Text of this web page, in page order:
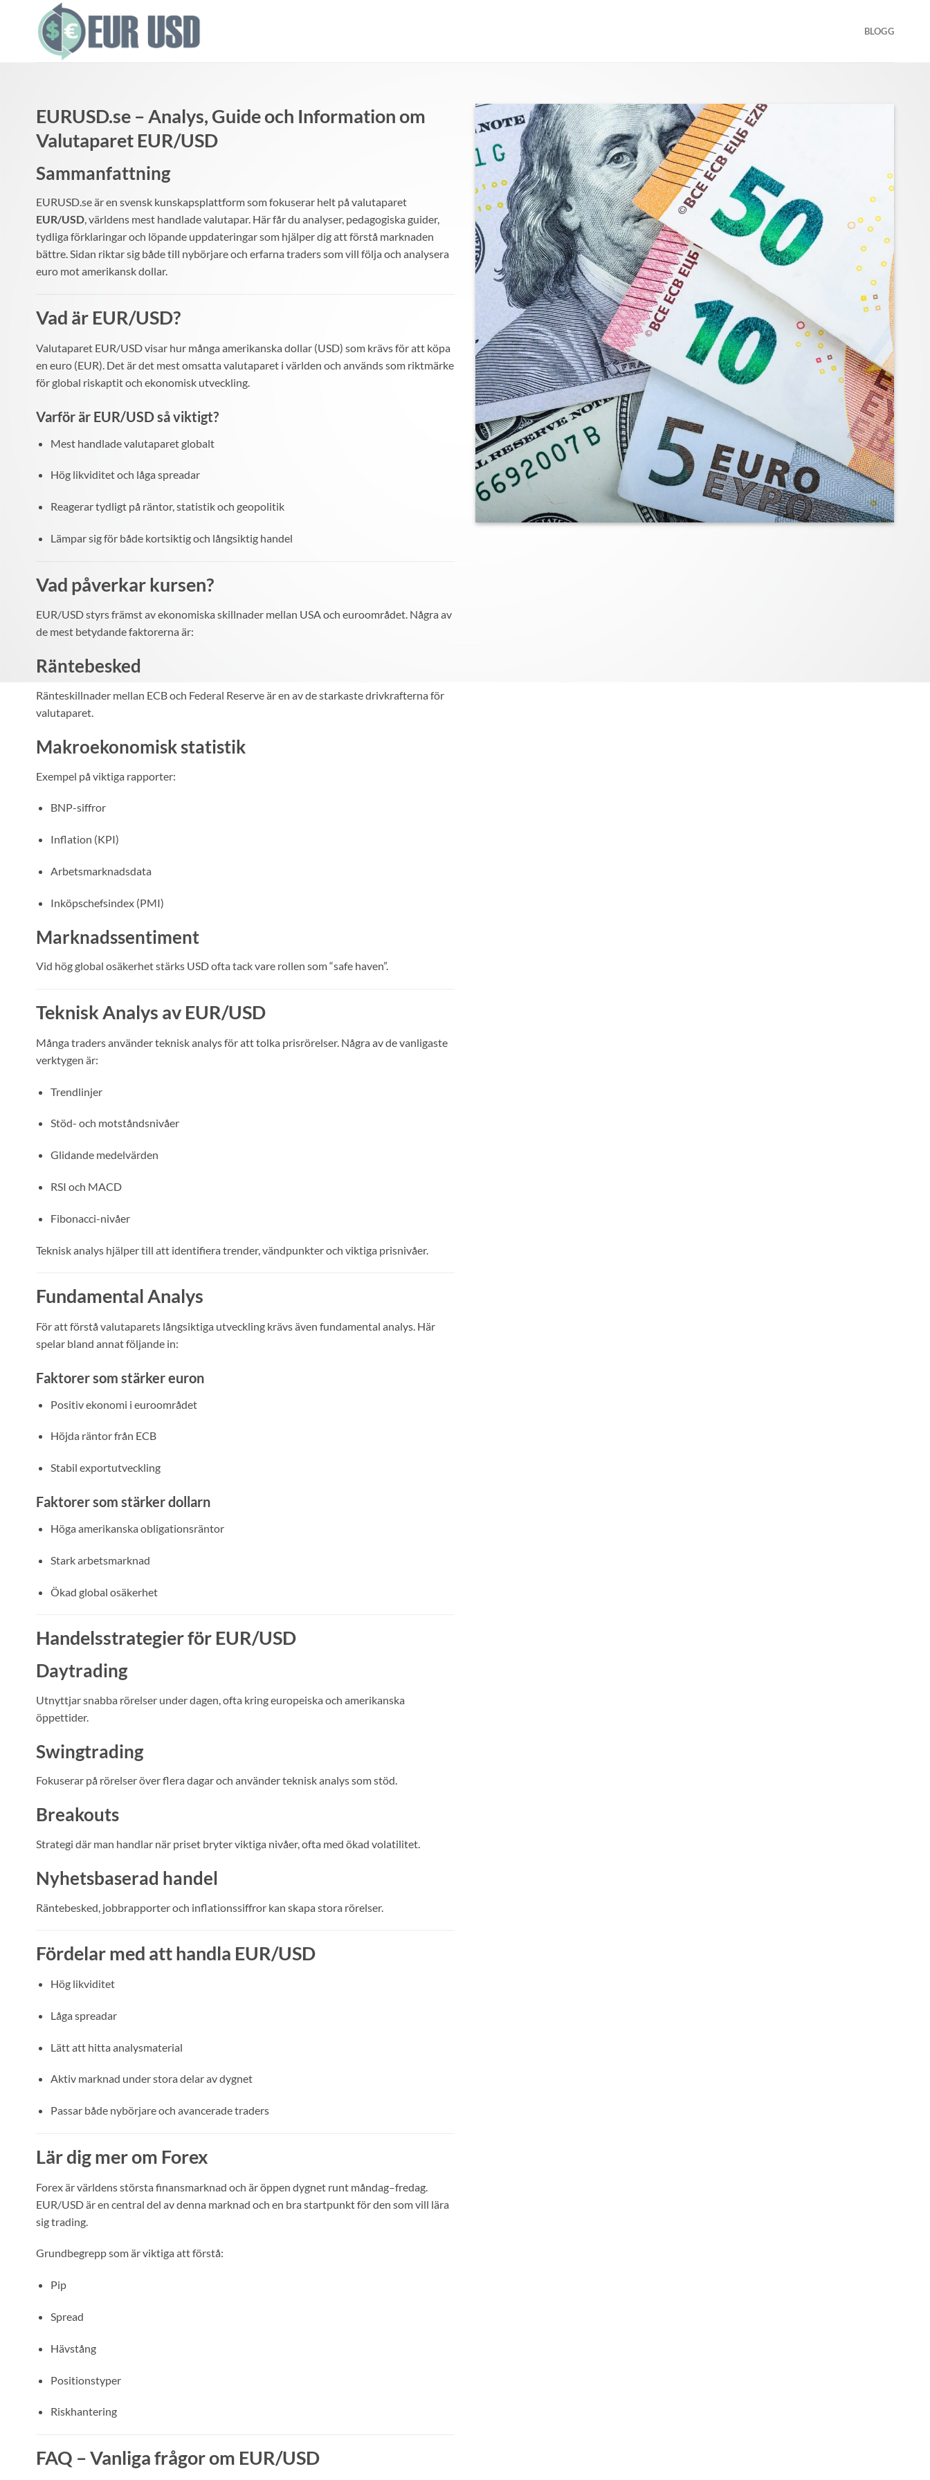
BLOGG
EURUSD.se – Analys, Guide och Information om
Valutaparet EUR/USD
Sammanfattning
EURUSD.se är en svensk kunskapsplattform som fokuserar helt på valutaparet
EUR/USD, världens mest handlade valutapar. Här får du analyser, pedagogiska guider,
tydliga förklaringar och löpande uppdateringar som hjälper dig att förstå marknaden
bättre. Sidan riktar sig både till nybörjare och erfarna traders som vill följa och analysera
euro mot amerikansk dollar.
Vad är EUR/USD?
Valutaparet EUR/USD visar hur många amerikanska dollar (USD) som krävs för att köpa
en euro (EUR). Det är det mest omsatta valutaparet i världen och används som riktmärke
för global riskaptit och ekonomisk utveckling.
Varför är EUR/USD så viktigt?
Mest handlade valutaparet globalt
Hög likviditet och låga spreadar
Reagerar tydligt på räntor, statistik och geopolitik
Lämpar sig för både kortsiktig och långsiktig handel
Vad påverkar kursen?
EUR/USD styrs främst av ekonomiska skillnader mellan USA och euroområdet. Några av
de mest betydande faktorerna är:
Räntebesked
Ränteskillnader mellan ECB och Federal Reserve är en av de starkaste drivkrafterna för
valutaparet.
Makroekonomisk statistik
Exempel på viktiga rapporter:
BNP-siffror
Inflation (KPI)
Arbetsmarknadsdata
Inköpschefsindex (PMI)
Marknadssentiment
Vid hög global osäkerhet stärks USD ofta tack vare rollen som “safe haven”.
Teknisk Analys av EUR/USD
Många traders använder teknisk analys för att tolka prisrörelser. Några av de vanligaste
verktygen är:
Trendlinjer
Stöd- och motståndsnivåer
Glidande medelvärden
RSI och MACD
Fibonacci-nivåer
Teknisk analys hjälper till att identifiera trender, vändpunkter och viktiga prisnivåer.
Fundamental Analys
För att förstå valutaparets långsiktiga utveckling krävs även fundamental analys. Här
spelar bland annat följande in:
Faktorer som stärker euron
Positiv ekonomi i euroområdet
Höjda räntor från ECB
Stabil exportutveckling
Faktorer som stärker dollarn
Höga amerikanska obligationsräntor
Stark arbetsmarknad
Ökad global osäkerhet
Handelsstrategier för EUR/USD
Daytrading
Utnyttjar snabba rörelser under dagen, ofta kring europeiska och amerikanska
öppettider.
Swingtrading
Fokuserar på rörelser över flera dagar och använder teknisk analys som stöd.
Breakouts
Strategi där man handlar när priset bryter viktiga nivåer, ofta med ökad volatilitet.
Nyhetsbaserad handel
Räntebesked, jobbrapporter och inflationssiffror kan skapa stora rörelser.
Fördelar med att handla EUR/USD
Hög likviditet
Låga spreadar
Lätt att hitta analysmaterial
Aktiv marknad under stora delar av dygnet
Passar både nybörjare och avancerade traders
Lär dig mer om Forex
Forex är världens största finansmarknad och är öppen dygnet runt måndag–fredag.
EUR/USD är en central del av denna marknad och en bra startpunkt för den som vill lära
sig trading.
Grundbegrepp som är viktiga att förstå:
Pip
Spread
Hävstång
Positionstyper
Riskhantering
FAQ – Vanliga frågor om EUR/USD